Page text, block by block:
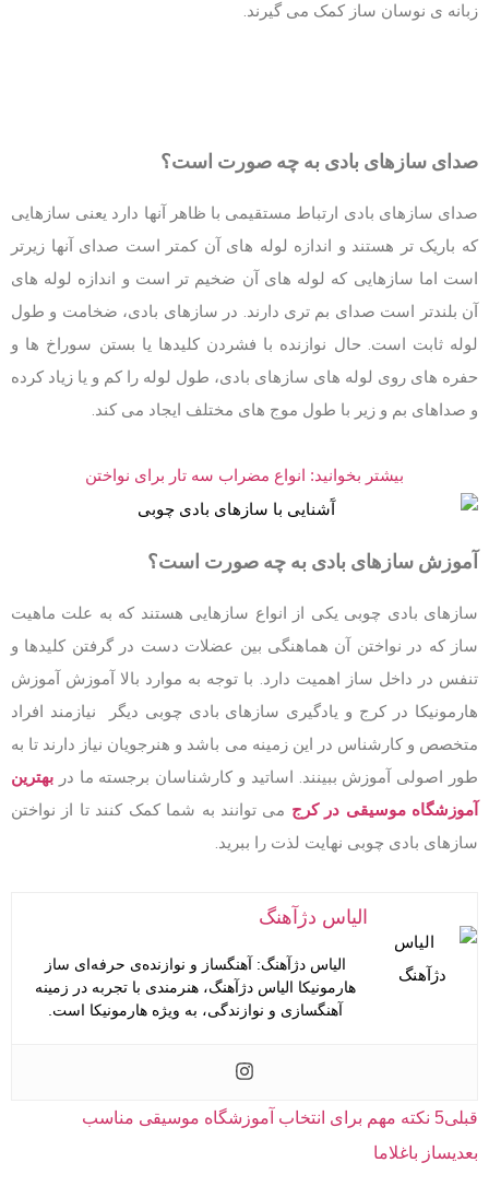
زبانه ی نوسان ساز کمک می گیرند.
صدای سازهای بادی به چه صورت است؟
صدای سازهای بادی ارتباط مستقیمی با ظاهر آنها دارد یعنی سازهایی
که باریک تر هستند و اندازه لوله های آن کمتر است صدای آنها زیرتر
است اما سازهایی که لوله های آن ضخیم تر است و اندازه لوله های
آن بلندتر است صدای بم تری دارند. در سازهای بادی، ضخامت و طول
لوله ثابت است. حال نوازنده با فشردن کلیدها یا بستن سوراخ ها و
حفره های روی لوله های سازهای بادی، طول لوله را کم و یا زیاد کرده
و صداهای بم و زیر با طول موج های مختلف ایجاد می کند.
بیشتر بخوانید: انواع مضراب سه تار برای نواختن
آموزش سازهای بادی به چه صورت است؟
سازهای بادی چوبی یکی از انواع سازهایی هستند که به علت ماهیت
ساز که در نواختن آن هماهنگی بین عضلات دست در گرفتن کلیدها و
تنفس در داخل ساز اهمیت دارد. با توجه به موارد بالا آموزش آموزش
هارمونیکا در کرج و یادگیری سازهای بادی چوبی دیگر نیازمند افراد
متخصص و کارشناس در این زمینه می باشد و هنرجویان نیاز دارند تا به
طور اصولی آموزش ببینند. اساتید و کارشناسان برجسته ما در بهترین
آموزشگاه موسیقی در کرج می توانند به شما کمک کنند تا از نواختن
سازهای بادی چوبی نهایت لذت را ببرید.
الیاس دژآهنگ
الیاس دژآهنگ: آهنگساز و نوازنده‌ی حرفه‌ای ساز
هارمونیکا الیاس دژآهنگ، هنرمندی با تجربه در زمینه
آهنگسازی و نوازندگی، به ویژه هارمونیکا است.
قبلی5 نکته مهم برای انتخاب آموزشگاه موسیقی مناسب
بعدیساز باغلاما